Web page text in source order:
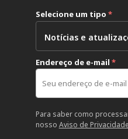
Selecione um tipo *
Endereço de e-mail *
Para saber como
nosso Aviso de Privacidade